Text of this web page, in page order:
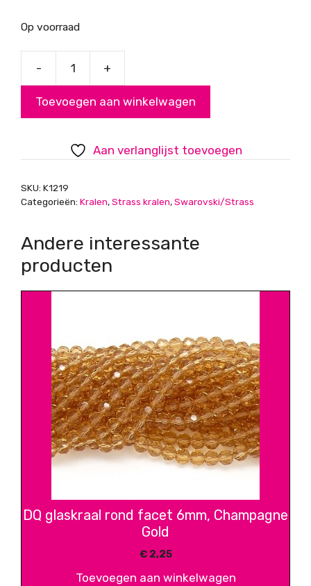
Op voorraad
-
mintgroen
+
Toevoegen aan winkelwagen
Aan verlanglijst toevoegen
SKU: K1219
Categorieën: Kralen,Strass kralen,Swarovski/Strass
Andere interessante
producten
DQ glaskraal rond facet 6mm, Champagne
Gold
€2,25
Toevoegen aan winkelwagen